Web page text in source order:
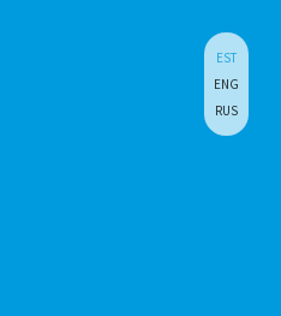
EST
ENG
RUS